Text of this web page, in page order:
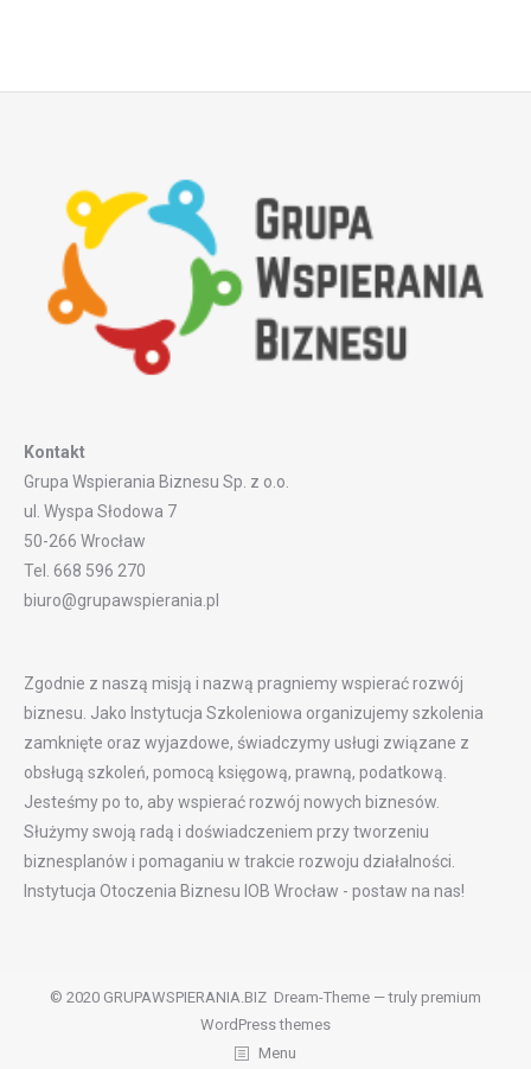
Kontakt
Grupa Wspierania Biznesu Sp. z o.o.
ul. Wyspa Słodowa 7
50-266 Wrocław
Tel. 668 596 270
biuro@grupawspierania.pl
Zgodnie z naszą misją i nazwą pragniemy wspierać rozwój
biznesu. Jako Instytucja Szkoleniowa organizujemy szkolenia
zamknięte oraz wyjazdowe, świadczymy usługi związane z
obsługą szkoleń, pomocą księgową, prawną, podatkową.
Jesteśmy po to, aby wspierać rozwój nowych biznesów.
Służymy swoją radą i doświadczeniem przy tworzeniu
biznesplanów i pomaganiu w trakcie rozwoju działalności.
Instytucja Otoczenia Biznesu IOB Wrocław - postaw na nas!
© 2020 GRUPAWSPIERANIA.BIZ Dream-Theme — truly premium
WordPress themes
Menu